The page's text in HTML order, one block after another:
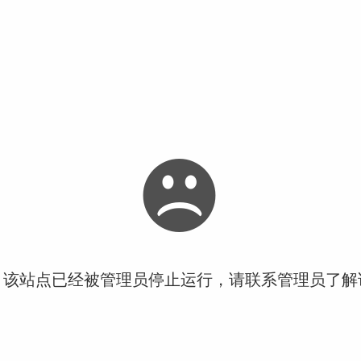
站点已经被管理员停止运行，请联系管理员了